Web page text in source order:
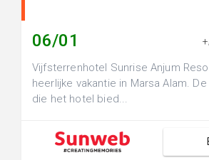
06/01
Vijfsterrenhotel Sunrise Anjum
heerlijke vakantie in Marsa Alam.
die het hotel bied...